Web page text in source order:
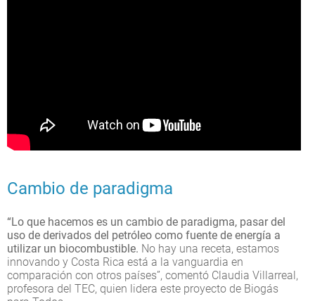
Cambio de paradigma
“Lo que hacemos es un cambio de paradigma, pasar del
uso de derivados del petróleo como fuente de energía a
utilizar un biocombustible. No hay una receta, estamos
innovando y Costa Rica está a la vanguardia en
comparación con otros países”, comentó Claudia Villarreal,
profesora del TEC, quien lidera este proyecto de Biogás